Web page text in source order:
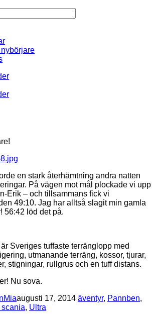
en stark återhämtning andra natten
På vägen mot mål plockade vi upp
Erik – och tillsammans fick vi
49:10. Jag har alltså slagit min gamla
56:42 löd det på.
Sveriges tuffaste terränglopp med
utmanande terräng, kossor, tjurar,
stigningar, rullgrus och en tuff distans.
Nu sova.
augusti 17, 2014 äventyr, Pannben,
scania, Ultra